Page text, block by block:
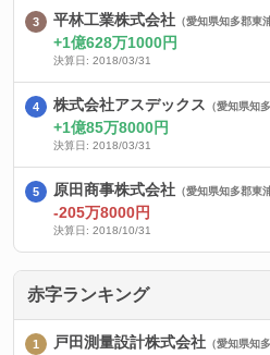
平林工業株式会社 （愛知県知多郡東
1億628万1000円
決算日: 2018/03/31
株式会社アスデックス （愛知県知
1億85万8000円
決算日: 2018/03/31
原田商事株式会社 （愛知県知多郡東
-205万8000円
決算日: 2018/10/31
赤字ランキング
戸田測量設計株式会社 （愛知県知